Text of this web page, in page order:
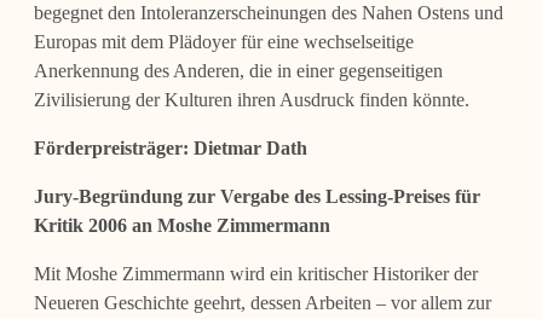
begegnet den Intoleranzerscheinungen des Nahen Ostens und
Europas mit dem Plädoyer für eine wechselseitige
Anerkennung des Anderen, die in einer gegenseitigen
Zivilisierung der Kulturen ihren Ausdruck finden könnte.
Förderpreisträger: Dietmar Dath
Jury-Begründung zur Vergabe des Lessing-Preises für
Kritik 2006 an Moshe Zimmermann
Mit Moshe Zimmermann wird ein kritischer Historiker der
Neueren Geschichte geehrt, dessen Arbeiten – vor allem zur